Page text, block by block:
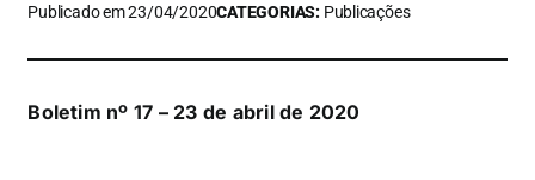
Publicado em 23/04/2020CATEGORIAS: Publicações
Boletim nº 17 – 23 de abril de 2020